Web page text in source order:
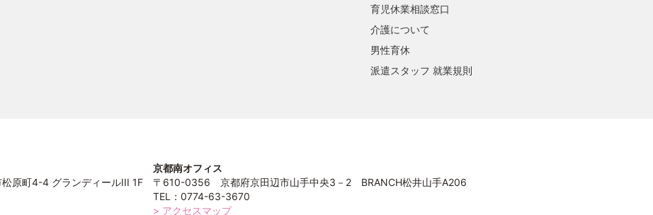
育児休業相談窓口
介護について
男性育休
派遣スタッフ 就業規則
原町4-4 グランディールIII 1F
京都南オフィス
〒610-0356 京都府京田辺市山手中央3－2 BRANCH松井山手A206
TEL：0774-63-3670
> アクセスマップ